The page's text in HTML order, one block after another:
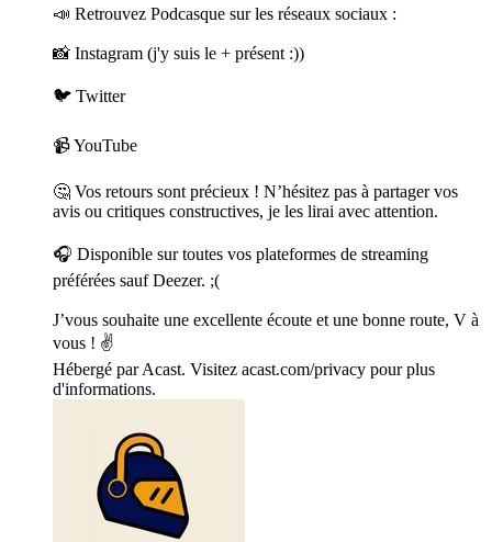
📣 Retrouvez Podcasque sur les réseaux sociaux :
📸 Instagram (j'y suis le + présent :))
🐦 Twitter
📹 YouTube
🤔 Vos retours sont précieux ! N’hésitez pas à partager vos
avis ou critiques constructives, je les lirai avec attention.
🎧 Disponible sur toutes vos plateformes de streaming
préférées sauf Deezer. ;(
J’vous souhaite une excellente écoute et une bonne route, V à
vous ! ✌️
Hébergé par Acast. Visitez acast.com/privacy pour plus
d'informations.